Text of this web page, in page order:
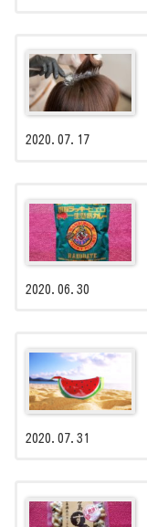
2020.07.17
2020.06.30
2020.07.31